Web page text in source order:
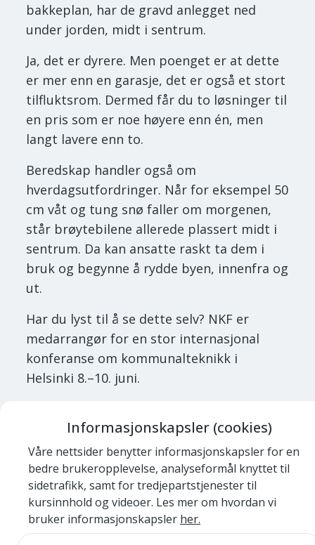
bakkeplan, har de gravd anlegget ned
under jorden, midt i sentrum.
Ja, det er dyrere. Men poenget er at dette
er mer enn en garasje, det er også et stort
tilfluktsrom. Dermed får du to løsninger til
en pris som er noe høyere enn én, men
langt lavere enn to.
Beredskap handler også om
hverdagsutfordringer. Når for eksempel 50
cm våt og tung snø faller om morgenen,
står brøytebilene allerede plassert midt i
sentrum. Da kan ansatte raskt ta dem i
bruk og begynne å rydde byen, innenfra og
ut.
Har du lyst til å se dette selv? NKF er
medarrangør for en stor internasjonal
konferanse om kommunalteknikk i
Helsinki 8.–10. juni.
Informasjonskapsler (cookies)
Våre nettsider benytter informasjonskapsler for en
bedre brukeropplevelse, analyseformål knyttet til
sidetrafikk, samt for tredjepartstjenester til
kursinnhold og videoer. Les mer om hvordan vi
bruker informasjonskapsler her.